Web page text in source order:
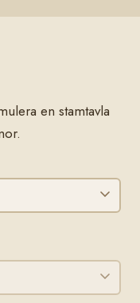
en stamtavla